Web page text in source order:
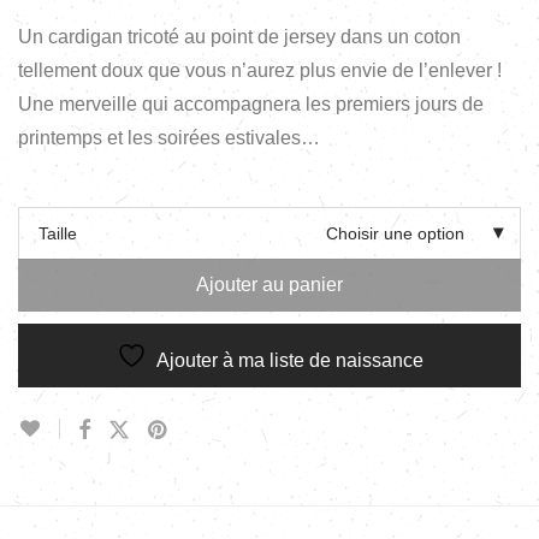
Un cardigan tricoté au point de jersey dans un coton
tellement doux que vous n’aurez plus envie de l’enlever !
Une merveille qui accompagnera les premiers jours de
printemps et les soirées estivales…
Taille Choisir une option
Ajouter au panier
Ajouter à ma liste de naissance